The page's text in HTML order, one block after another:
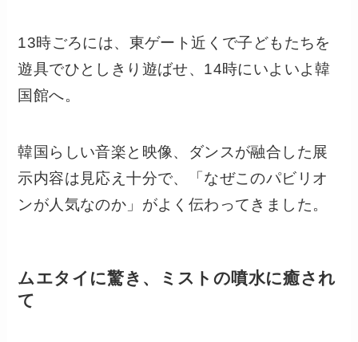
13時ごろには、東ゲート近くで子どもたちを
遊具でひとしきり遊ばせ、14時にいよいよ韓
国館へ。
韓国らしい音楽と映像、ダンスが融合した展
示内容は見応え十分で、「なぜこのパビリオ
ンが人気なのか」がよく伝わってきました。
ムエタイに驚き、ミストの噴水に癒され
て